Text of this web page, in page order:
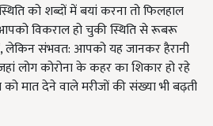
को शब्दों में बयां करना तो फिलहाल
विकराल हो चुकी स्थिति से रूबरू
लेकिन संभवत: आपको यह जानकर हैरानी
लोग कोरोना के कहर का शिकार हो रहे
को मात देने वाले मरीजों की संख्या भी बढ़ती